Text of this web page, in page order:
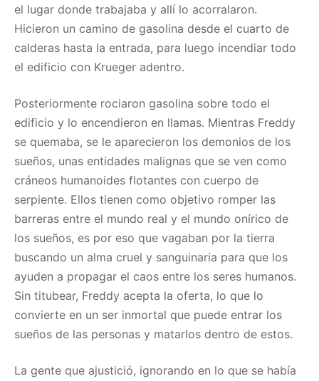
el lugar donde trabajaba y allí lo acorralaron.
Hicieron un camino de gasolina desde el cuarto de
calderas hasta la entrada, para luego incendiar todo
el edificio con Krueger adentro.
Posteriormente rociaron gasolina sobre todo el
edificio y lo encendieron en llamas. Mientras Freddy
se quemaba, se le aparecieron los demonios de los
sueños, unas entidades malignas que se ven como
cráneos humanoides flotantes con cuerpo de
serpiente. Ellos tienen como objetivo romper las
barreras entre el mundo real y el mundo onírico de
los sueños, es por eso que vagaban por la tierra
buscando un alma cruel y sanguinaria para que los
ayuden a propagar el caos entre los seres humanos.
Sin titubear, Freddy acepta la oferta, lo que lo
convierte en un ser inmortal que puede entrar los
sueños de las personas y matarlos dentro de estos.
La gente que ajustició, ignorando en lo que se había